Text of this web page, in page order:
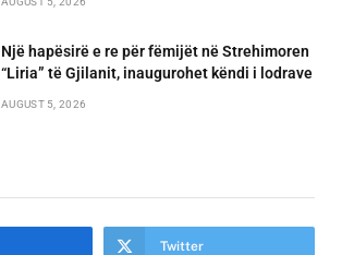
Një hapësirë e re për fëmijët në Strehimoren
“Liria” të Gjilanit, inaugurohet këndi i lodrave
AUGUST 5, 2026
Twitter